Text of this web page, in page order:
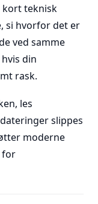
kort teknisk
si hvorfor det er
ved samme
din
rask.
les
slippes
moderne
for